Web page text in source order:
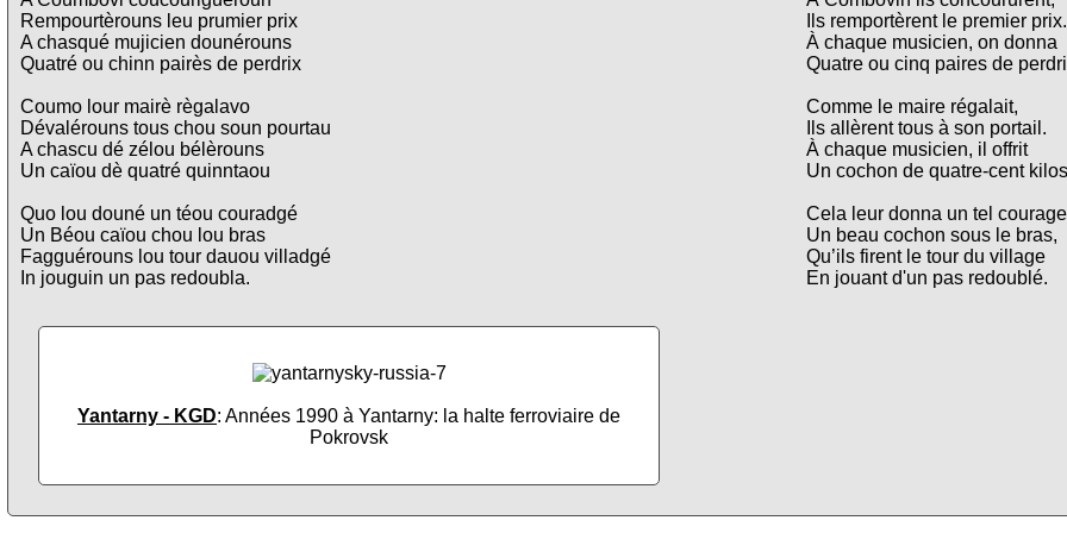
Rempourtèrouns leu prumier prix
A chasqué mujicien dounérouns
Quatré ou chinn pairès de perdrix
Coumo lour mairè règalavo
Dévalérouns tous chou soun pourtau
A chascu dé zélou bélèrouns
Un caïou dè quatré quinntaou
Quo lou douné un téou couradgé
Un Béou caïou chou lou bras
Fagguérouns lou tour dauou villadgé
In jouguin un pas redoubla.
Yantarny - KGD: Années 1990 à Yantarny: la halte ferroviaire de
Pokrovsk
Ils remportèrent le premier prix.
À chaque musicien, on donna
Quatre ou cinq paires de
Comme le maire régalait,
Ils allèrent tous à son portail.
À chaque musicien, il offrit
Un cochon de quatre-cent
Cela leur donna un tel
Un beau cochon sous le bras,
Qu’ils firent le tour du village
En jouant d'un pas redoublé.